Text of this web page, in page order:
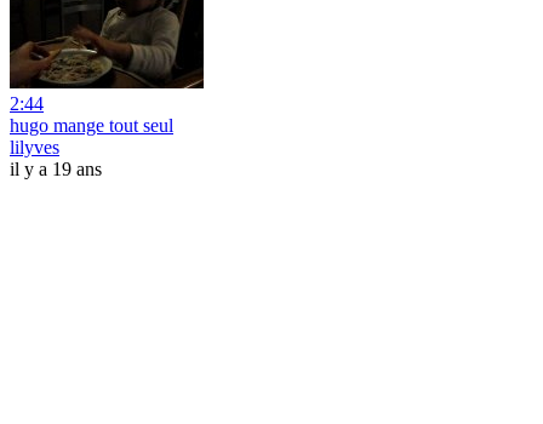
2:44
hugo mange tout seul
lilyves
il y a 19 ans